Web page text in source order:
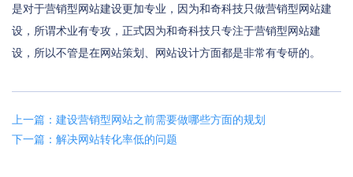
是对于营销型网站建设更加专业，因为和奇科技只做营销型网站建
设，所谓术业有专攻，正式因为和奇科技只专注于营销型网站建
设，所以不管是在网站策划、网站设计方面都是非常有专研的。
上一篇：建设营销型网站之前需要做哪些方面的规划
下一篇：解决网站转化率低的问题